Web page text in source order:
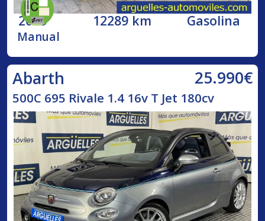
2023 12289 km Gasolina
Manual
Abarth 25.990€
500C 695 Rivale 1.4 16v T Jet 180cv